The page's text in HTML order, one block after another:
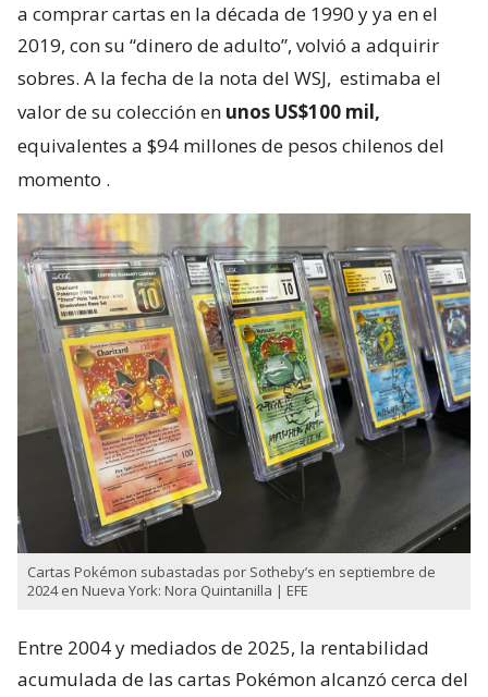
a comprar cartas en la década de 1990 y ya en el
2019, con su “dinero de adulto”, volvió a adquirir
sobres. A la fecha de la nota del WSJ, estimaba el
valor de su colección en unos US$100 mil,
equivalentes a $94 millones de pesos chilenos del
momento .
Cartas Pokémon subastadas por Sotheby’s en septiembre de
2024 en Nueva York: Nora Quintanilla | EFE
Entre 2004 y mediados de 2025, la rentabilidad
acumulada de las cartas Pokémon alcanzó cerca del